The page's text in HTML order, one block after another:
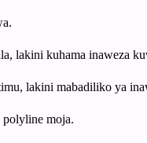
lakini kuhama inaweza
lakini mabadiliko ya
polyline moja.